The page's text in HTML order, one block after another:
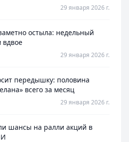
29 января 2026 г.
остыла: недельный
вдвое
29 января 2026 г.
передышку: половина
всего за месяц
29 января 2026 г.
шансы на ралли акций в